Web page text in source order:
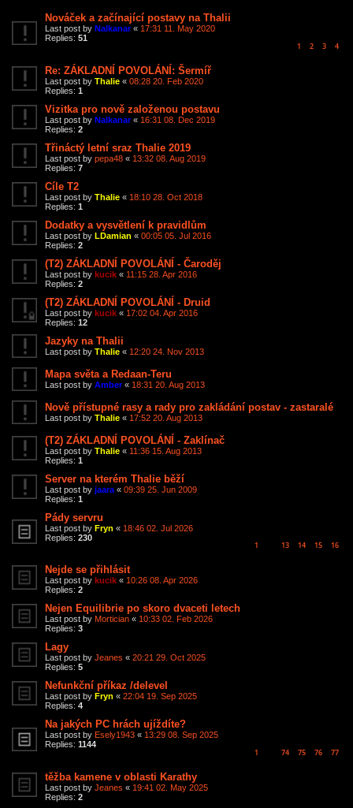
Nováček a začínající postavy na Thalii
Last post by Nalkanar« 17:31 11. May 2020
Replies: 51
1 2 3 4
Re: ZÁKLADNÍ POVOLÁNÍ: Šermíř
Last post by Thalie « 08:28 20. Feb 2020
Replies: 1
Vizitka pro nově založenou postavu
Last post by Nalkanar« 16:31 08. Dec 2019
Replies: 2
Třináctý letní sraz Thalie 2019
Last post by pepa48 « 13:32 08. Aug 2019
Replies: 7
Cíle T2
Last post by Thalie « 18:10 28. Oct 2018
Replies: 1
Dodatky a vysvětlení k pravidlům
Last post by LDamian « 00:05 05. Jul 2016
Replies: 2
(T2) ZÁKLADNÍ POVOLÁNÍ - Čaroděj
Last post by kucik « 11:15 28. Apr 2016
Replies: 2
(T2) ZÁKLADNÍ POVOLÁNÍ - Druid
Last post by kucik « 17:02 04. Apr 2016
Replies: 12
Jazyky na Thalii
Last post by Thalie « 12:20 24. Nov 2013
Mapa světa a Redaan-Teru
Last post by Amber« 18:31 20. Aug 2013
Nově přístupné rasy a rady pro zakládání postav - zastaralé
Last post by Thalie « 17:52 20. Aug 2013
(T2) ZÁKLADNÍ POVOLÁNÍ - Zaklínač
Last post by Thalie « 11:36 15. Aug 2013
Replies: 1
Server na kterém Thalie běží
Last post by jaara « 09:39 25. Jun 2009
Replies: 1
Pády servru
Last post by Fryn « 18:46 02. Jul 2026
Replies: 230
1 13 14 15 16
Nejde se přihlásit
Last post by kucik « 10:26 08. Apr 2026
Replies: 2
Nejen Equilibrie po skoro dvaceti letech
Last post by Mortician « 10:33 02. Feb 2026
Replies: 3
Lagy
Last post by Jeanes « 20:21 29. Oct 2025
Replies: 5
Nefunkční příkaz /delevel
Last post by Fryn « 22:04 19. Sep 2025
Replies: 4
Na jakých PC hrách ujíždíte?
Last post by Esely1943 « 13:29 08. Sep 2025
Replies: 1144
1 74 75 76 77
těžba kamene v oblasti Karathy
Last post by Jeanes « 19:41 02. May 2025
Replies: 2